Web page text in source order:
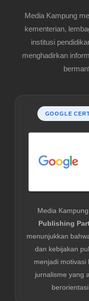
Media Kampung
kementerian,
institusi
menghadirkan
GOOGLE
Media
Publishing
menunjukkan
dan kebijakan
menjadi motivasi
jurnalisme yang